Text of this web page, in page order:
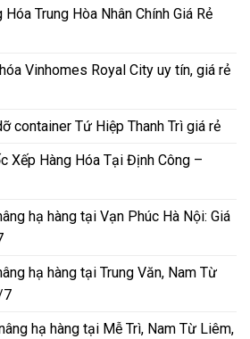
Trung Hòa Nhân Chính Giá Rẻ
Vinhomes Royal City uy tín, giá rẻ
container Tứ Hiệp Thanh Trì giá rẻ
Xếp Hàng Hóa Tại Định Công –
hạ hàng tại Vạn Phúc Hà Nội: Giá
hạ hàng tại Trung Văn, Nam Từ
7
hạ hàng tại Mễ Trì, Nam Từ Liêm,